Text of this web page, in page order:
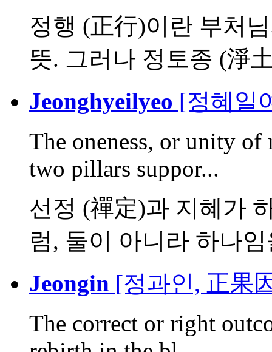
정행 (正行)이란 부처
뜻. 그러나 정토종 (淨
Jeonghyeilyeo [정혜일
The oneness, or unity
two pillars suppor...
선정 (禪定)과 지혜가
럼, 둘이 아니라 하나
Jeongin [정과인, 正果
The correct or right